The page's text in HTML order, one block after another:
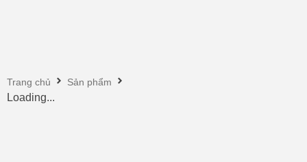
Trang chủ Sản phẩm
Loading...